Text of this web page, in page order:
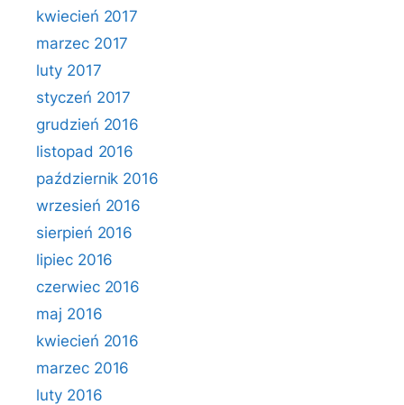
kwiecień 2017
marzec 2017
luty 2017
styczeń 2017
grudzień 2016
listopad 2016
październik 2016
wrzesień 2016
sierpień 2016
lipiec 2016
czerwiec 2016
maj 2016
kwiecień 2016
marzec 2016
luty 2016